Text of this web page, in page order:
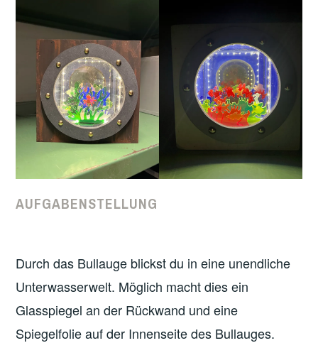
AUFGABENSTELLUNG
Durch das Bullauge blickst du in eine unendliche
Unterwasserwelt. Möglich macht dies ein
Glasspiegel an der Rückwand und eine
Spiegelfolie auf der Innenseite des Bullauges.